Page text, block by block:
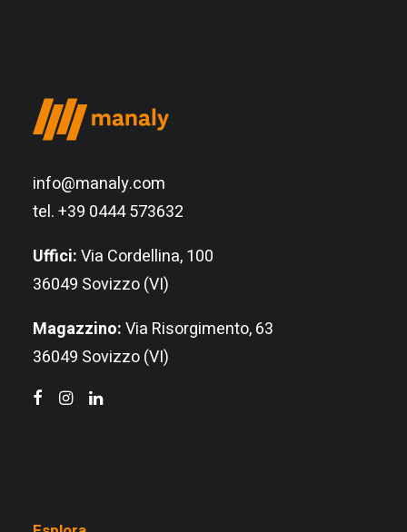
info@manaly.com
tel. +39 0444 573632
Uffici:Via Cordellina, 100
36049 Sovizzo (VI)
Magazzino:Via Risorgimento, 63
36049 Sovizzo (VI)